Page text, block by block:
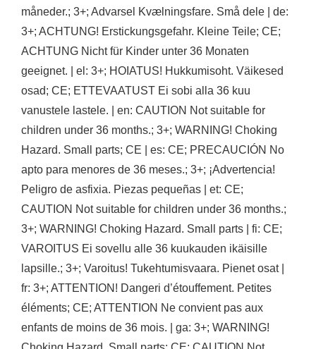
måneder.; 3+; Advarsel Kvælningsfare. Små dele | de:
3+; ACHTUNG! Erstickungsgefahr. Kleine Teile; CE;
ACHTUNG Nicht für Kinder unter 36 Monaten
geeignet. | el: 3+; HOIATUS! Hukkumisoht. Väikesed
osad; CE; ETTEVAATUST Ei sobi alla 36 kuu
vanustele lastele. | en: CAUTION Not suitable for
children under 36 months.; 3+; WARNING! Choking
Hazard. Small parts; CE | es: CE; PRECAUCIÓN No
apto para menores de 36 meses.; 3+; ¡Advertencia!
Peligro de asfixia. Piezas pequeñas | et: CE;
CAUTION Not suitable for children under 36 months.;
3+; WARNING! Choking Hazard. Small parts | fi: CE;
VAROITUS Ei sovellu alle 36 kuukauden ikäisille
lapsille.; 3+; Varoitus! Tukehtumisvaara. Pienet osat |
fr: 3+; ATTENTION! Dangeri d’étouffement. Petites
éléments; CE; ATTENTION Ne convient pas aux
enfants de moins de 36 mois. | ga: 3+; WARNING!